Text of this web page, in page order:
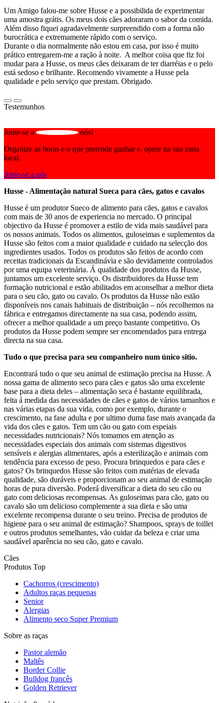
Um Amigo falou-me sobre Husse e a possibilida de experimentar
uma amostra grátis. Os meus dois cães adoraram o sabor da comida.
Além disso fiquei agradavelmente surpreendido com a forma não
burocrática e extremamente rápido com o serviço.
Durante o dia normalmente não estou em casa, por isso é muito
prático entregarem-me a ração à noite. A melhor coisa que fiz foi
mudar para a Husse, os meus cães deixaram de ter diarréias e o pelo
está sedoso e brilhante. Recomendo vivamente a Husse pela
qualidade e pelo serviço que prestam. Obrigado.
Testemunhos
Junte-se a
nós!
Organize as horas e o que pretende ganhar e, opere na sua zona
local.
Junte-se a nós
Husse - Alimentação natural Sueca para cães, gatos e cavalos
Husse é um produtor Sueco de alimento para cães, gatos e cavalos
com mais de 30 anos de experiencia no mercado. O principal
objectivo da Husse é promover a estilo de vida mais saudável para
os nossos animais. Todos os alimentos, guloseimas e suplementos da
Husse são feitos com a maior qualidade e cuidado na selecção dos
ingredientes usados. Todos os produtos são feitos de acordo com
receitas tradicionais da Escandinávia e são devidamente controlados
por uma equipa veterinária. Á qualidade dos produtos da Husse,
juntamos um excelente serviço. Os distribuidores da Husse tem
formação nutricional e estão abilitados em aconselhar a melhor dieta
para o seu cão, gato ou cavalo. Os produtos da Husse não estão
disponíveis nos canais habituais de distribuição – nós recolhemos na
fábrica e entregamos directamente na sua casa, podendo assim,
ofrecer a melhor qualidade a um preço bastante competitivo. Os
produtos da Husse podem sempre ser encomendados para entrega
directa na sua casa.
Tudo o que precisa para seu companheiro num único sitio.
Encontrará tudo o que seu animal de estimação precisa na Husse. A
nossa gama de alimento seco para cães e gatos são uma excelente
base para a dieta deles – alimentação seca é bastante equilibrada,
feita á medida das necessidades de cães e gatos de vários tamanhos e
nas várias etapas da sua vida, como por exemplo, durante o
crescimento, na fase adulta e por ultimo duma fase mais avançada da
vida dos cães e gatos. Tem um cão ou gato com espeiais
necessidades nutricionais? Nós tomamos em atenção as
necessidades especiais dos animais com sistemas digestivos
sensíveis e alergias alimentares, após a esterilização e animais com
tendência para excesso de peso. Procura brinquedos e para cães e
gatos? Os brinquedos Husse são feitos com matérias de elevada
qualidade, são duráveis e proporcionam ao seu animal de estimação
horas de pura diversão. Poderá diversificar a dieta do seu cão ou
gato com deliciosas recompensas. As guloseimas para cão, gato ou
cavalo são um delicioso complemente a sua dieta e são uma
excelente recompensa durante o seu treino. Precisa de produtos de
higiene para o seu animal de estimação? Shampoos, sprays de toillet
e outros produtos semelhantes, vão cuidar da beleza e criar uma
saudável aparência no seu cão, gato e cavalo.
Cães
Produtos Top
Cachorros (crescimento)
Adultos raças pequenas
Senior
Alergias
Alimento seco Super Premium
Sobre as raças
Pastor alemão
Maltês
Border Collie
Bulldog francês
Golden Retriever